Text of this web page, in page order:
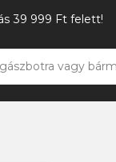
39 999 Ft felett!